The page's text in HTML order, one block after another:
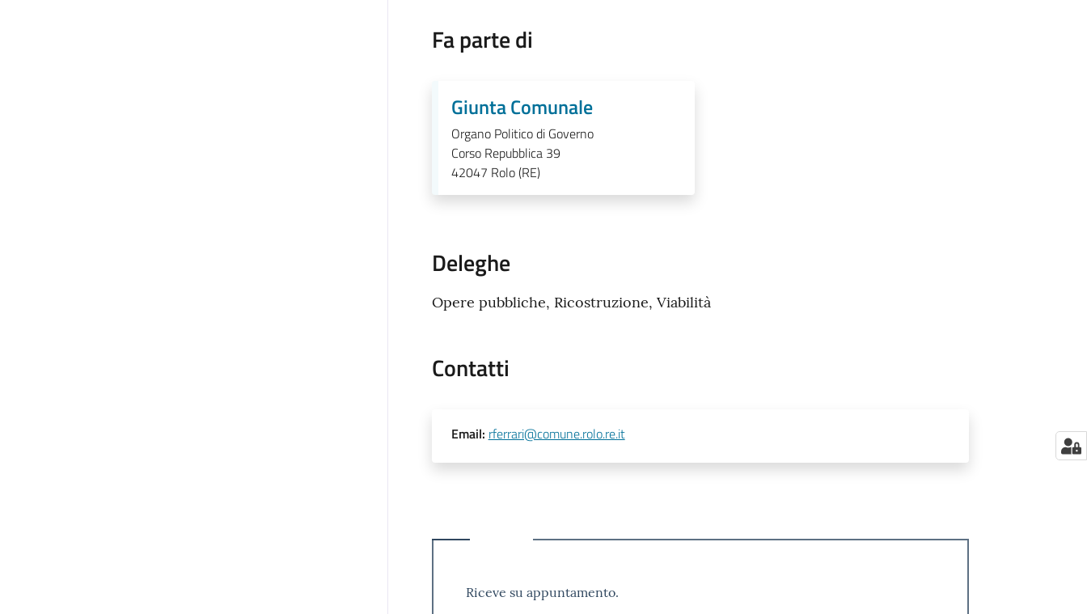
Fa parte di
Giunta Comunale
Organo Politico di Governo
Corso Repubblica 39
42047 Rolo (RE)
Deleghe
Opere pubbliche, Ricostruzione, Viabilità
Contatti
Email: rferrari@comune.rolo.re.it
Riceve su appuntamento.